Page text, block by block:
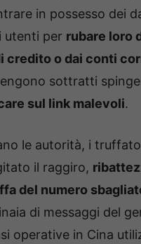
in possesso dei
utenti per rubare loro
credito o dai conti
sottratti
sul link malevoli.
le autorità, i
il raggiro,
del numero
di messaggi del
operative in Cina